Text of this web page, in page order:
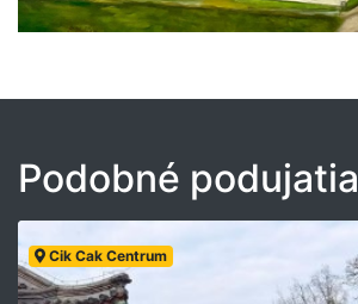
Podobné podujatia
Cik Cak Centrum